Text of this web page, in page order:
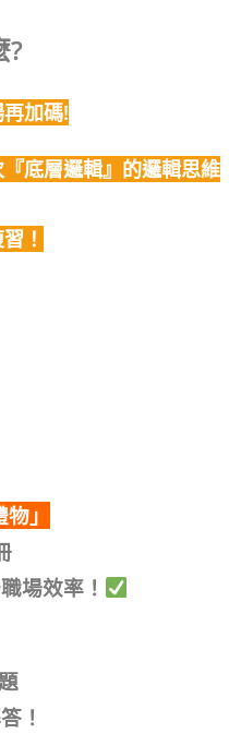
?
加碼!
底層邏輯』的邏輯思維
！
」
場效率！
！